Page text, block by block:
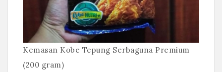
Kemasan Kobe Tepung Serbaguna Premium
(200 gram)